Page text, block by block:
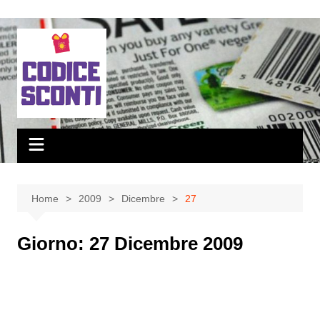
al
contenuto
Home 2009 Dicembre 27
Giorno: 27 Dicembre 2009